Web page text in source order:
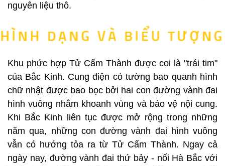
nguyên liệu thô.
Khu phức hợp Tử Cấm Thành được coi là "trái tim"
của Bắc Kinh. Cung điện có tường bao quanh hình
chữ nhật được bao bọc bởi hai con đường vành đai
hình vuông nhằm khoanh vùng và bảo vệ nội cung.
Khi Bắc Kinh liên tục được mở rộng trong những
năm qua, những con đường vành đai hình vuông
vẫn có hướng tỏa ra từ Tử Cấm Thành. Ngay cả
ngày nay, đường vành đai thứ bảy - nối Hà Bắc với